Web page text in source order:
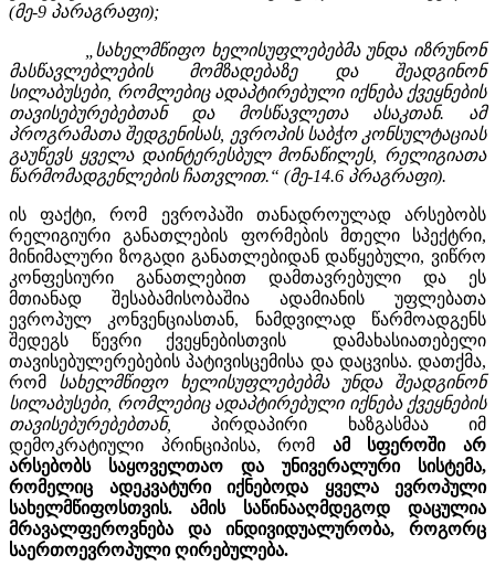
(მე-9 პარაგრაფი);
„სახელმწიფო ხელისუფლებებმა უნდა იზრუნონ
მასწავლებლების მომზადებაზე და შეადგინონ
სილაბუსები, რომლებიც ადაპტირებული იქნება ქვეყნების
თავისებურებებთან და მოსწავლეთა ასაკთან. ამ
პროგრამათა შედგენისას, ევროპის საბჭო კონსულტაციას
გაუწევს ყველა დაინტერესბულ მონაწილეს, რელიგიათა
წარმომადგენლების ჩათვლით.“ (მე-14.6 პრაგრაფი).
ის ფაქტი, რომ ევროპაში თანადროულად არსებობს
რელიგიური განათლების ფორმების მთელი სპექტრი,
მინიმალური ზოგადი განათლებიდან დაწყებული, ვიწრო
კონფესიური განათლებით დამთავრებული და ეს
მთიანად შესაბამისობაშია ადამიანის უფლებათა
ევროპულ კონვენციასთან, ნამდვილად წარმოადგენს
შედეგს წევრი ქვეყნებისთვის დამახასიათებელი
თავისებულერებების პატივისცემისა და დაცვისა. დათქმა,
რომ სახელმწიფო ხელისუფლებებმა უნდა შეადგინონ
სილაბუსები, რომლებიც ადაპტირებული იქნება ქვეყნების
თავისებურებებთან,პირდაპირი ხაზგასმაა იმ
დემოკრატიული პრინციპისა, რომ ამ სფეროში არ
არსებობს საყოველთაო და უნივერალური სისტემა,
რომელიც ადეკვატური იქნებოდა ყველა ევროპული
სახელმწიფოსთვის. ამის საწინააღმდეგოდ დაცულია
მრავალფეროვნება და ინდივიდუალურობა, როგორც
საერთოევროპული ღირებულება.